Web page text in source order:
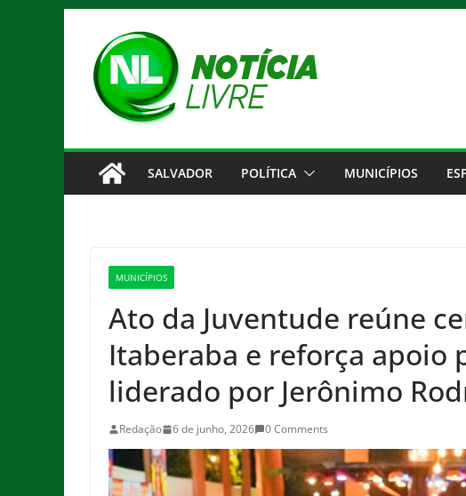
conteúdo
SALVADOR POLÍTICA MUNICÍPIOS
MUNICÍPIOS
Ato da Juventude reúne
Itaberaba e reforça apoio
liderado por Jerônimo
Redação 6 de junho, 2026 0 Comments